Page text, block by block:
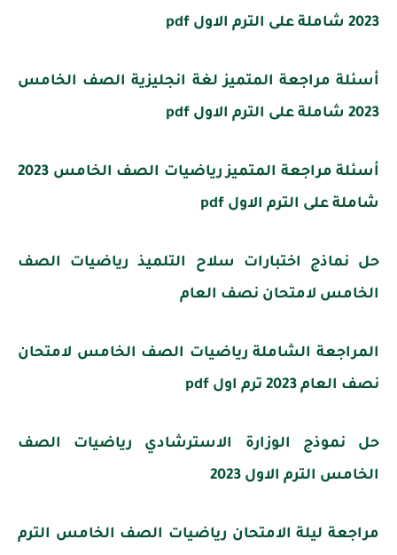
2023 شاملة على الترم الاول pdf
أسئلة مراجعة المتميز لغة انجليزية الصف الخامس
2023 شاملة على الترم الاول pdf
أسئلة مراجعة المتميز رياضيات الصف الخامس 2023
شاملة على الترم الاول pdf
حل نماذج اختبارات سلاح التلميذ رياضيات الصف
الخامس لامتحان نصف العام
المراجعة الشاملة رياضيات الصف الخامس لامتحان
نصف العام 2023 ترم اول pdf
حل نموذج الوزارة الاسترشادي رياضيات الصف
الخامس الترم الاول 2023
مراجعة ليلة الامتحان رياضيات الصف الخامس الترم